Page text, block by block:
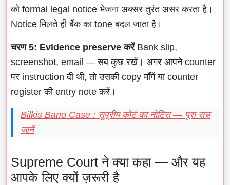
को formal legal notice भेजना अक्सर तुरंत असर करता है।
Notice मिलते ही बैंक का tone बदल जाता है।
चरण 5: Evidence preserve करेंBank slip,
screenshot, email — सब कुछ रखें। अगर आपने counter
पर instruction दी थी, तो उसकी copy माँगें या counter
register की entry note करें।
Bilkis Bano Case : सुप्रीम कोर्ट का नोटिस — पूरा सच
जानें
Supreme Court ने क्या कहा — और यह
आपके लिए क्यों ज़रूरी है